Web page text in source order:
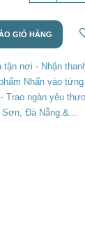
GIỎ HÀNG
tận nơi - Nhận
Nhấn vào
- Trao ngàn yêu
Sơn, Đà Nẵng.&...